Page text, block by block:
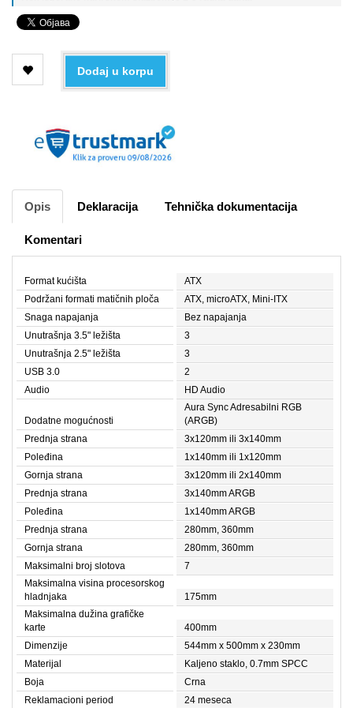
Dodaj u korpu
Opis Deklaracija Tehnička dokumentacija
Komentari
Format kućišta
ATX
Podržani formati matičnih ploča
ATX, microATX, Mini-ITX
Snaga napajanja
Bez napajanja
Unutrašnja 3.5" ležišta
3
Unutrašnja 2.5" ležišta
3
USB 3.0
2
Audio
HD Audio
Dodatne mogućnosti
Aura Sync Adresabilni RGB
(ARGB)
Prednja strana
3x120mm ili 3x140mm
Poleđina
1x140mm ili 1x120mm
Gornja strana
3x120mm ili 2x140mm
Prednja strana
3x140mm ARGB
Poleđina
1x140mm ARGB
Prednja strana
280mm, 360mm
Gornja strana
280mm, 360mm
Maksimalni broj slotova
7
Maksimalna visina procesorskog
hladnjaka
175mm
Maksimalna dužina grafičke
karte
400mm
Dimenzije
544mm x 500mm x 230mm
Materijal
Kaljeno staklo, 0.7mm SPCC
Boja
Crna
Reklamacioni period
24 meseca